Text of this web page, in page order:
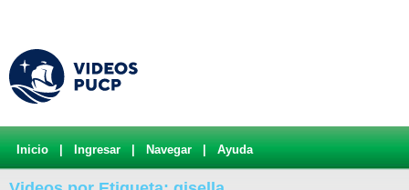
Inicio Ingresar Navegar Ayuda